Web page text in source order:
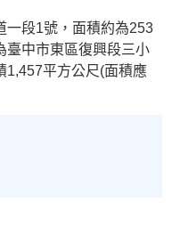
一段1號，面積約為253
臺中市東區復興段三小
1,457平方公尺(面積應